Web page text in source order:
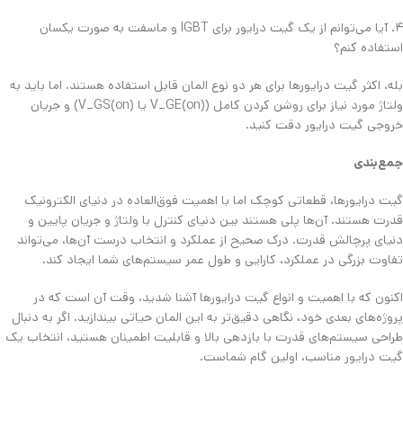
​۴. آیا می‌توانم از یک گیت درایور برای IGBT و ماسفت به صورت یکسان
استفاده کنم؟
​بله، اکثر گیت درایورها برای هر دو نوع المان قابل استفاده هستند. اما باید به
ولتاژ مورد نیاز برای روشن کردن کامل (V_GE(on) یا V_GS(on)) و جریان
خروجی گیت درایور دقت کنید.
جمع‌بندی
گیت درایورها، قطعاتی کوچک اما با اهمیت فوق‌العاده در دنیای الکترونیک
قدرت هستند. آن‌ها پلی هستند بین دنیای کنترل با ولتاژ و جریان پایین و
دنیای پرچالش قدرت. درک صحیح از عملکرد و انتخاب درست آن‌ها، می‌تواند
تفاوت بزرگی در عملکرد، کارایی و طول عمر سیستم‌های شما ایجاد کند.
​اکنون که با اهمیت و انواع گیت درایورها آشنا شدید، وقت آن است که در
پروژه‌های بعدی خود، نگاهی دقیق‌تر به این المان حیاتی بیندازید. اگر به دنبال
طراحی سیستم‌های قدرت با بازدهی بالا و قابلیت اطمینان هستید، انتخاب یک
گیت درایور مناسب، اولین گام شماست.